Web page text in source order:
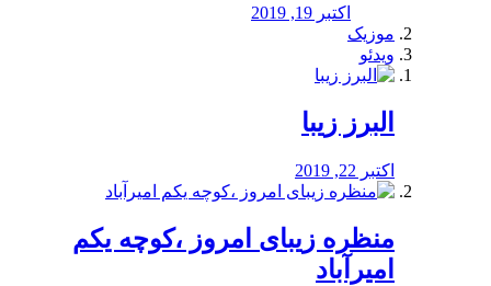
اکتبر 19, 2019
موزیک
ویدئو
البرز زیبا
اکتبر 22, 2019
منظره‌‌ زیبای امروز ،کوچه یکم
امیرآباد